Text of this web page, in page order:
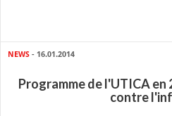
NEWS - 16.01.2014
Programme de l'UTICA
contre